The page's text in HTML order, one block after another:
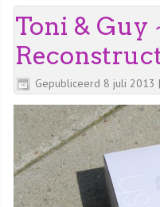
Toni & Guy
Gepubliceerd 8 juli 2013 |